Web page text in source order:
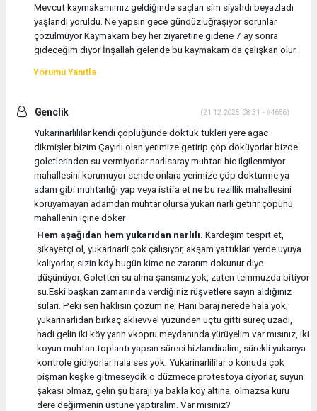
Mevcut kaymakamımız geldiğinde saçları sim siyahdı beyazladı
yaşlandı yoruldu. Ne yapsın gece gündüz uğraşıyor sorunlar
çözülmüyor Kaymakam bey her ziyaretine gidene 7 ay sonra
gideceğim diyor İnşallah gelende bu kaymakam da çalışkan olur.
Yorumu Yanıtla
Genclik (21.12.2025 08:31 - #4656)
Yukarinarlililar kendi çöplüğünde döktük tukleri yere agac
dikmişler bizim Çayırlı olan yerimize getirip çöp döküyorlar bizde
goletlerinden su vermiyorlar narlisaray muhtari hic ilgilenmiyor
mahallesini korumuyor sende onlara yerimize çöp dokturme ya
adam gibi muhtarlığı yap veya istifa et ne bu rezillik mahallesini
koruyamayan adamdan muhtar olursa yukarı narlı getirir çöpünü
mahallenin içine döker
Hem aşağıdan hem yukarıdan narlılı. Kardeşim tespit et,
şikayetçi ol, yukarinarli çok çalışıyor, akşam yattıkları yerde uyuya
kaliyorlar, sizin köy bugün kime ne zararım dokunur diye
düşünüyor. Goletten su alma şansınız yok, zaten temmuzda bitiyor
su.Eski başkan zamanında verdiğiniz rüşvetlere sayın aldığınız
suları. Peki sen haklısın çözüm ne, Hani baraj nerede hala yok,
yukarinarlidan birkaç aklıevvel yüzünden uçtu gitti süreç uzadı,
hadi gelin iki köy yarın vkopru meydanında yürüyelim var mısınız, iki
koyun muhtarı toplantı yapsın süreci hizlandiralim, sürekli yukarıya
kontrole gidiyorlar hala ses yok. Yukarinarlililar o konuda çok
pişman keşke gitmeseydik o düzmece protestoya diyorlar, suyun
şakası olmaz, gelin şu barajı ya bakla köy altına, olmazsa kuru
dere değirmenin üstüne yaptıralım. Var mısınız?